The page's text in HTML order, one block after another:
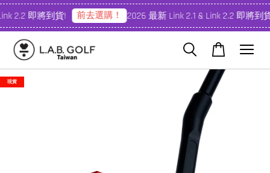
2.2 即將到貨! 前去選購！ 2026 最新 Link 2.1 & Link 2.2 即將到貨!
現貨